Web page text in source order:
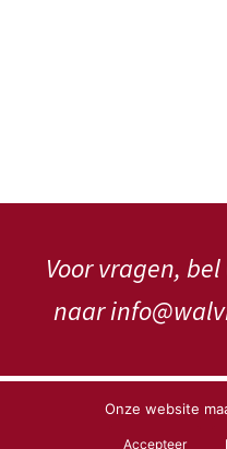
Voor vragen,
naar
Copyright WalVisOnze website
Accepteer